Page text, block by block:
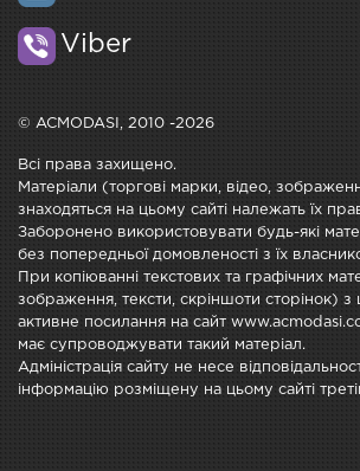
Viber
© ACMODASI, 2010 -2026
Всі права захищено.
Матеріали (торгові марки, відео,
знаходяться на цьому сайті належать їх
Заборонено використовувати будь-які
без попередньої домовленості з їх
При копіюванні текстових та графічних
зображення, тексти, скріншоти сторінок) з
активне посилання на сайт
має супроводжувати такий матеріал.
Адміністрація сайту не несе
інформацію розміщену на цьому сайті